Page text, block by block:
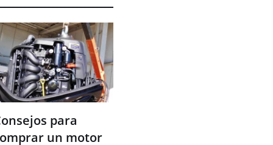
para
un motor